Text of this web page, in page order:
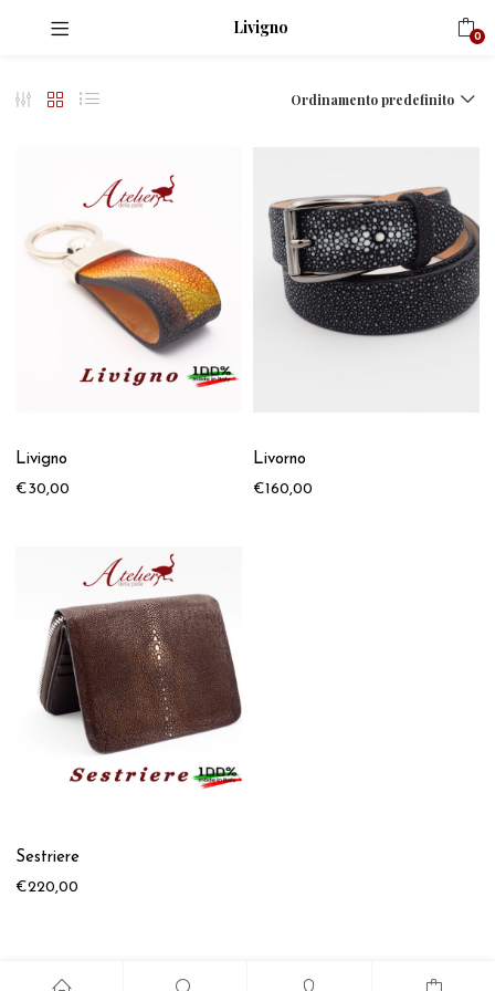
Livigno 0
Ordinamento predefinito
Livigno
€30,00
Livorno
€160,00
Sestriere
€220,00